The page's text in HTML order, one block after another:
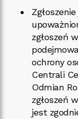
zgłoszeń
ochrony
Centrali
Odmian
zgłoszeń
jest